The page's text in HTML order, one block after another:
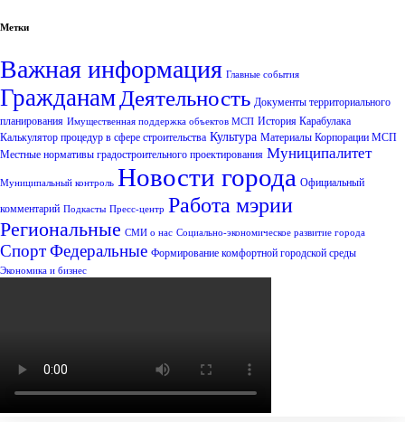
Метки
Важная информация Главные события
Гражданам Деятельность Документы территориального
планирования Имущественная поддержка объектов МСП История Карабулака
Калькулятор процедур в сфере строительства Культура Материалы Корпорации МСП
Местные нормативы градостроительного проектирования Муниципалитет
Муниципальный контроль Новости города Официальный
комментарий Подкасты Пресс-центр Работа мэрии
Региональные СМИ о нас Социально-экономическое развитие города
СпортФедеральные Формирование комфортной городской среды
Экономика и бизнес